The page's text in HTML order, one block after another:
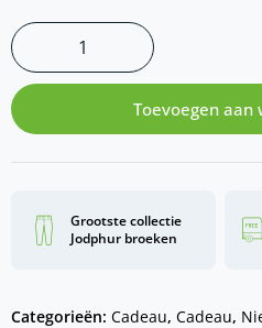
Toevoegen aan
Grootste collectie
Jodphur broeken
Categorieën: Cadeau, Cadeau,